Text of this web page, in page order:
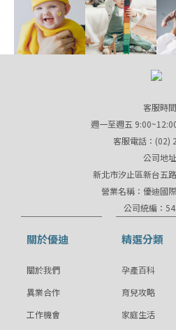
客服時間
週一至週五
客服電話：(02)
公司地址
新北市汐止區新台五
營業名稱：優迪國
公司統編：
關於優迪
關於我們
異業合作
工作機會
精選分類
孕產百科
育兒攻略
家庭生活